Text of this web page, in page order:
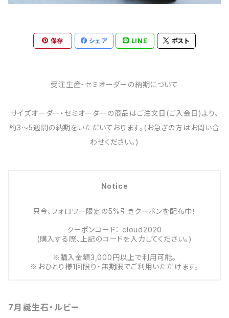
保存 シェア LINE ポスト
受注生産・セミオーダーの納期について
サイズオーダー・セミオーダーの商品はご注文日(ご入金日)より、
約3～5週間の納期をいただいております。(お急ぎの方はお問い合
わせください。)
Notice
只今、フォロワー限定の5%引きクーポンを配布中！
クーポンコード： cloud2020
(購入する際、上記のコードを入力してください。)
※購入金額3,000円以上で利用可能。
※おひとり様1回限り・無期限でご利用いただけます。
7月誕生石・ルビー